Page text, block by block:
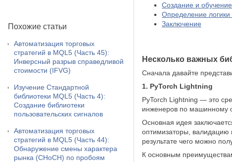
Похожие статьи
Автоматизация торговых
стратегий в MQL5 (Часть 45):
Инверсный разрыв справедливой
стоимости (IFVG)
Изучение Стандартной
библиотеки MQL5 (Часть 4):
Создание библиотеки
пользовательских сигналов
Автоматизация торговых
стратегий в MQL5 (Часть 44):
Обнаружение смены характера
рынка (CHoCH) по пробоям
Создание и
Определение
Заключение
Несколько важных
Сначала давайте
1. PyTorch Lightning
PyTorch Lightning — это
инженеров по машинному
Основная идея
оптимизаторы, валидацию
результате чего можно
К основным